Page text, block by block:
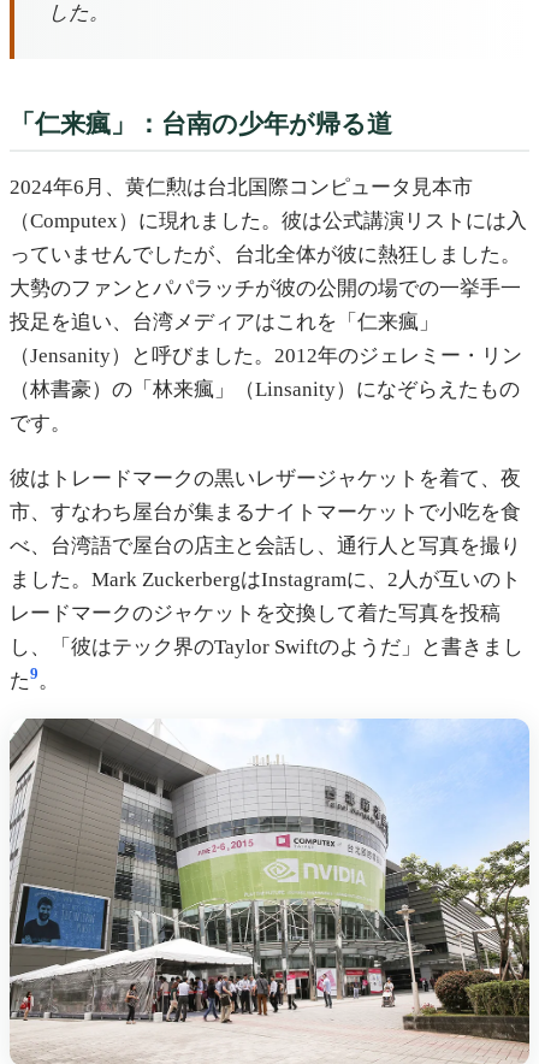
した。
「仁来瘋」：台南の少年が帰る道
2024年6月、黄仁勲は台北国際コンピュータ見本市
（Computex）に現れました。彼は公式講演リストには入
っていませんでしたが、台北全体が彼に熱狂しました。
大勢のファンとパパラッチが彼の公開の場での一挙手一
投足を追い、台湾メディアはこれを「仁来瘋」
（Jensanity）と呼びました。2012年のジェレミー・リン
（林書豪）の「林来瘋」（Linsanity）になぞらえたもの
です。
彼はトレードマークの黒いレザージャケットを着て、夜
市、すなわち屋台が集まるナイトマーケットで小吃を食
べ、台湾語で屋台の店主と会話し、通行人と写真を撮り
ました。Mark ZuckerbergはInstagramに、2人が互いのト
レードマークのジャケットを交換して着た写真を投稿
し、「彼はテック界のTaylor Swiftのようだ」と書きまし
た9。